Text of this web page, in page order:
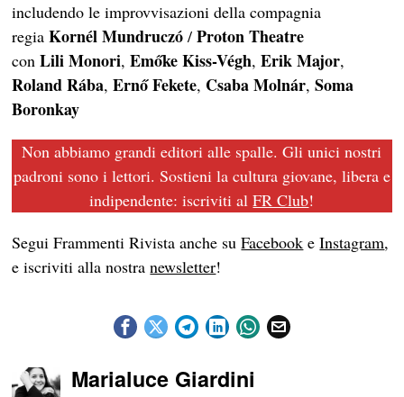
includendo le improvvisazioni della compagnia
regiaKornél Mundruczó /Proton Theatre
conLili Monori,Emőke Kiss-Végh,Erik Major,
Roland Rába, Ernő Fekete, Csaba Molnár,Soma
Boronkay
Non abbiamo grandi editori alle spalle. Gli unici nostri
padroni sono i lettori. Sostieni la cultura giovane, libera e
indipendente: iscriviti alFR Club!
Segui Frammenti Rivista anche suFacebook eInstagram,
e iscriviti alla nostranewsletter!
Marialuce Giardini